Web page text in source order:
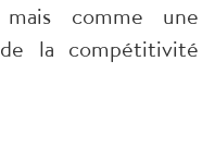
mais comme une
la compétitivité